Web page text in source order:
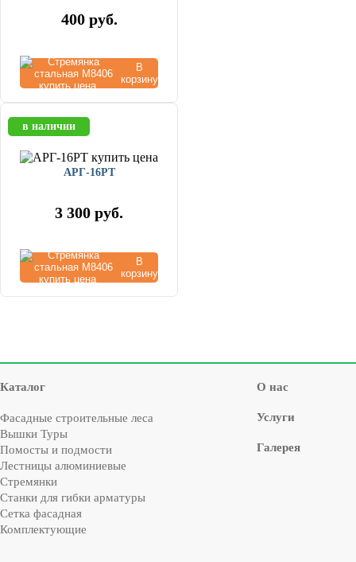
400 руб.
В
корзину
в наличии
АРГ-16РТ
3 300 руб.
В
корзину
Каталог
Фасадные строительные леса
Вышки Туры
Помосты и подмости
Лестницы алюминиевые
Стремянки
Cтанки для гибки арматуры
Сетка фасадная
Комплектующие
О нас
Услуги
Галерея